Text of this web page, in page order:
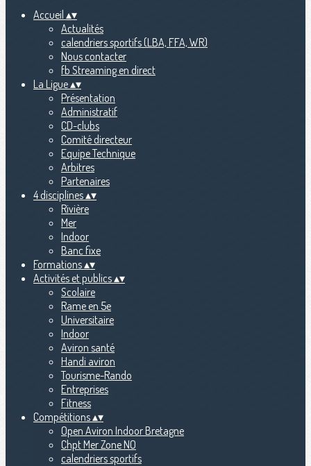
Accueil ▴▾
Actualités
calendriers sportifs (LBA, FFA, WR)
Nous contacter
fb Streaming en direct
La Ligue▴▾
Présentation
Administratif
CD-clubs
Comité directeur
Equipe Technique
Arbitres
Partenaires
4 disciplines▴▾
Rivière
Mer
Indoor
Banc fixe
Formations▴▾
Activités et publics▴▾
Scolaire
Rame en 5e
Universitaire
Indoor
Aviron santé
Handi aviron
Tourisme-Rando
Entreprises
Fitness
Compétitions▴▾
Open Aviron Indoor Bretagne
Chpt Mer Zone NO
calendriers sportifs